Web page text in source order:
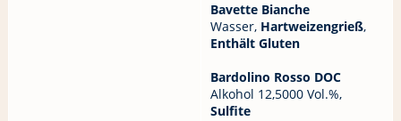
Bavette Bianche
Wasser, Hartweizengrieß,
Enthält Gluten
Bardolino Rosso DOC
Alkohol 12,5000 Vol.%,
Sulfite